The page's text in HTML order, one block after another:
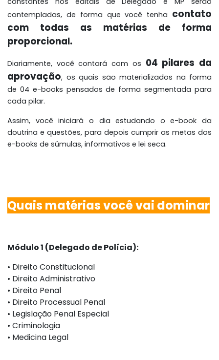
contempladas, de forma que você tenha contato
com todas as matérias de forma
proporcional.
Diariamente, você contará com os 04 pilares da
aprovação, os quais são materializados na forma
de 04 e-books pensados de forma segmentada para
cada pilar.
Assim, você iniciará o dia estudando o e-book da
doutrina e questões, para depois cumprir as metas dos
e-books de súmulas, informativos e lei seca.
Quais matérias você vai dominar
Módulo 1 (Delegado de Polícia):
•⁠ ⁠Direito Constitucional
•⁠ ⁠⁠Direito Administrativo
•⁠ ⁠Direito Penal
•⁠ ⁠⁠Direito Processual Penal
•⁠ ⁠⁠Legislação Penal Especial
•⁠ ⁠⁠Criminologia
•⁠ ⁠⁠Medicina Legal